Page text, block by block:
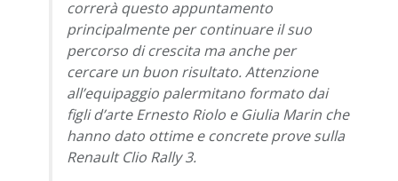
correrà questo appuntamento
principalmente per continuare il suo
percorso di crescita ma anche per
cercare un buon risultato. Attenzione
all’equipaggio palermitano formato dai
figli d’arte Ernesto Riolo e Giulia Marin che
hanno dato ottime e concrete prove sulla
Renault Clio Rally 3.